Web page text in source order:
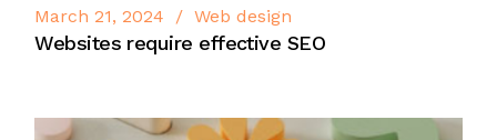
March 21, 2024 Web design
Websites require effective SEO